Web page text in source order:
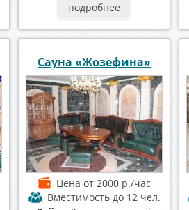
подробнее
Сауна «Жозефина»
Ценаот 2000 р./час
Вместимость до 12 чел.